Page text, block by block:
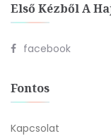
Első Kézből A
facebook
Fontos
Kapcsolat